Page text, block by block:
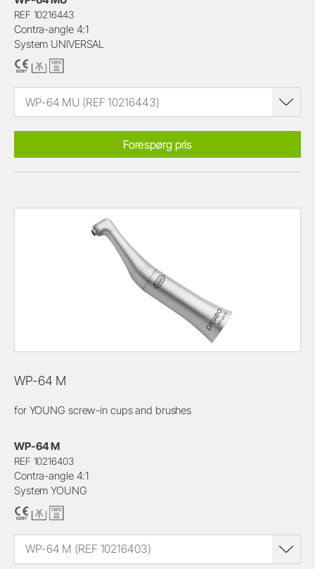
REF 10216443
Contra-angle 4:1
System UNIVERSAL
WP-64 MU (REF 10216443)
Forespørg pris
WP-64 M
for YOUNG screw-in cups and brushes
WP-64 M
REF 10216403
Contra-angle 4:1
System YOUNG
WP-64 M (REF 10216403)